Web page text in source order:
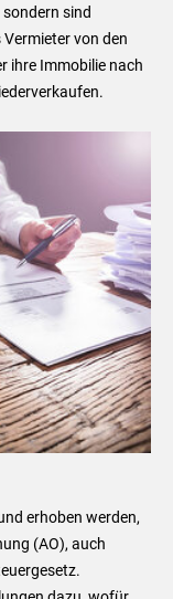
sind
von den
ihre Immobilie nach
erhoben werden,
(AO), auch